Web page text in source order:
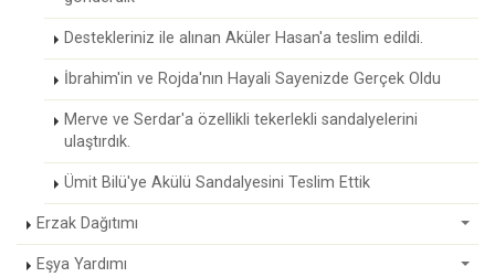
Destekleriniz ile alınan Aküler Hasan'a teslim edildi.
İbrahim'in ve Rojda'nın Hayali Sayenizde Gerçek Oldu
Merve ve Serdar'a özellikli tekerlekli sandalyelerini
ulaştırdık.
Ümit Bilü'ye Akülü Sandalyesini Teslim Ettik
Erzak Dağıtımı
Eşya Yardımı